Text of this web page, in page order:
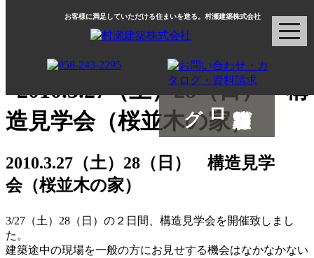
お客様に満足していただける住まいを造る。村瀬建築株式会社
村瀬建築ブログ
2010.3.27（土）28（日） 構造見学
会（桜並木の家）
3/27（土）28（日）の２日間、構造見学会を開催致しまし
た。
建築途中の現場を一般の方にお見せする機会はなかなかない